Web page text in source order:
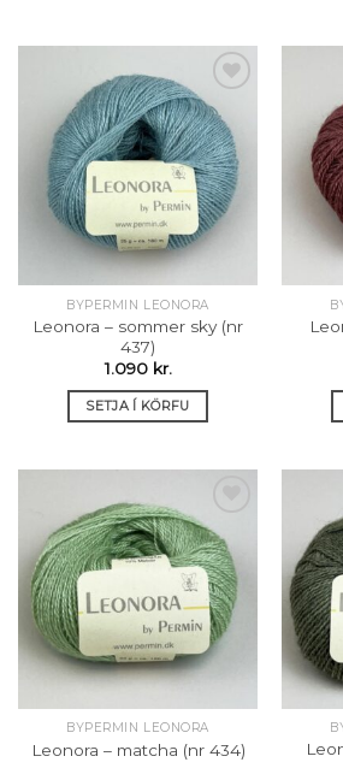
Setja á
óskalista
BYPERMIN LEONORA
Leonora – sommer sky (nr
437)
1.090 kr.
SETJA Í KÖRFU
Setja á
óskalista
BYPERMIN LEONORA
Leonora – matcha (nr 434)